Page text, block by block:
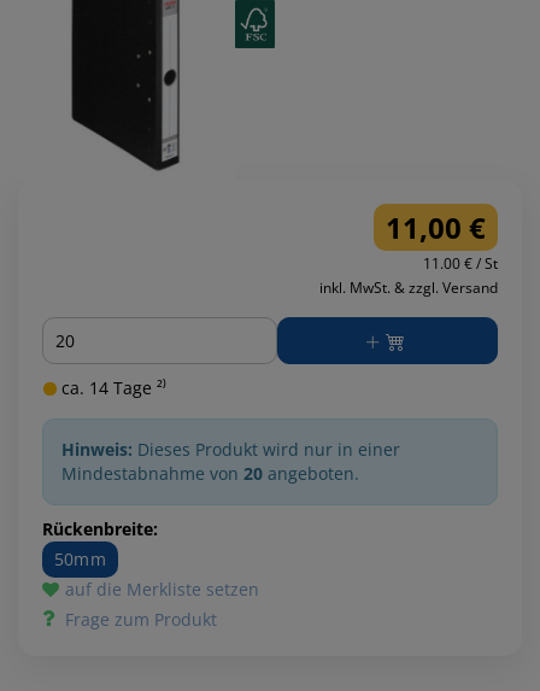
11,00 €
11.00 € / St
inkl. MwSt. & zzgl. Versand
Menge
ca. 14 Tage ²⁾
Hinweis: Dieses Produkt wird nur in einer
Mindestabnahme von 20 angeboten.
Rückenbreite:
50mm
auf die Merkliste setzen
Frage zum Produkt